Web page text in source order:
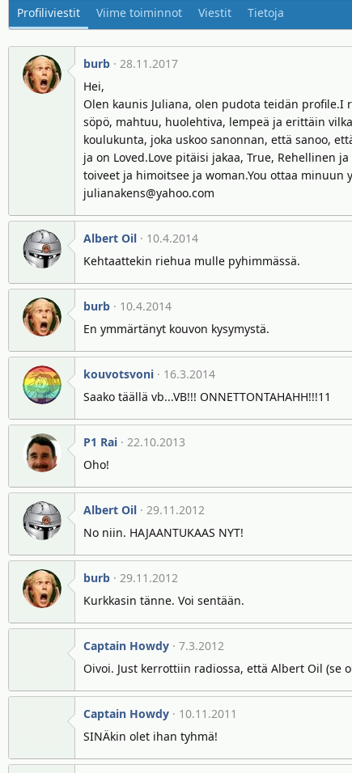
Profiliviestit Viime toiminnot Viestit Tietoja
burb
28.11.2017
Hei,
Olen kaunis Juliana, olen pudota teidän
söpö, mahtuu, huolehtiva, lempeä ja erittäin
koulukunta, joka uskoo sanonnan, että sanoo,
ja on Loved.Love pitäisi jakaa, True, Rehellinen
toiveet ja himoitsee ja woman.You ottaa
julianakens@yahoo.com
Albert Oil
10.4.2014
Kehtaattekin riehua mulle pyhimmässä.
burb
10.4.2014
En ymmärtänyt kouvon kysymystä.
kouvotsvoni
16.3.2014
Saako täällä vb...VB!!! ONNETTONTAHAHH!!!11
P1 Rai
22.10.2013
Oho!
Albert Oil
29.11.2012
No niin. HAJAANTUKAAS NYT!
burb
29.11.2012
Kurkkasin tänne. Voi sentään.
Captain Howdy
7.3.2012
Oivoi. Just kerrottiin radiossa, että Albert Oil (se
Captain Howdy
10.11.2011
SINÄkin olet ihan tyhmä!